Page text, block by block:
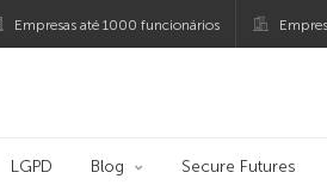
Empresas até 1000 funcionários
LGPD Blog Secure Futures